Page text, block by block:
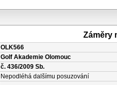
Záměry
OLK566
Golf Akademie Olomouc
č. 436/2009 Sb.
Nepodléhá dalšímu posuzování